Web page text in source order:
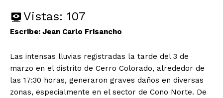
Vistas: 107
Escribe: Jean Carlo Frisancho
Las intensas lluvias registradas la tarde del 3 de
marzo en el distrito de Cerro Colorado, alrededor de
las 17:30 horas, generaron graves daños en diversas
zonas, especialmente en el sector de Cono Norte. De